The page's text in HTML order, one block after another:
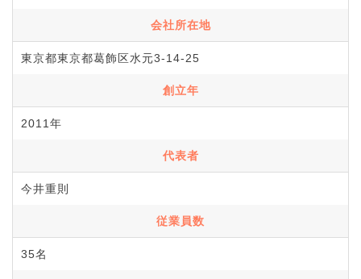
会社所在地
東京都東京都葛飾区水元3-14-25
創立年
2011年
代表者
今井重則
従業員数
35名